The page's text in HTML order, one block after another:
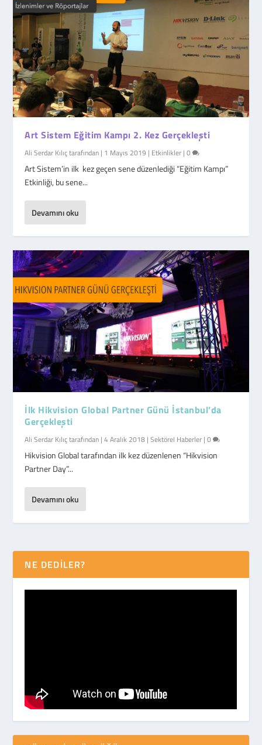
İlk Hikvision Global Partner Günü İstanbul’d...
Art Sistem Eğitim Kampı 2. Kez Gerçekleşti
Ali Serdar Kılıçtarafından | 1 Mayıs 2019 | Etkinlikler |0
Art Sistem’in ilk kez geçen sene düzenlediği “Eğitim Kampı”
Etkinliği, bu sene...
Devamını oku
İlk Hikvision Global Partner Günü İstanbul’da
Gerçekleşti
Ali Serdar Kılıçtarafından |4 Aralık 2018 |Sektörel Haberler |0
Hikvision Global tarafından ilk kez düzenlenen “Hikvision
Partner Day”...
Devamını oku
NE DEDİLER?